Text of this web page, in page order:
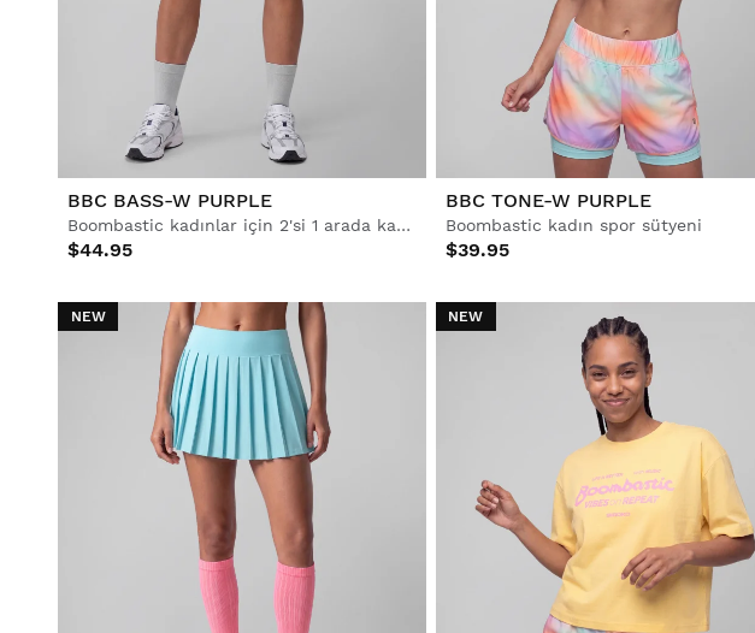
Kayak & Snowboard
Yaşam Tarzı
Ortak Çalışmalar
Tümünü Gör Erkekler
Kayak & Snowboard
Yaşam Tarzı
Ortak Çalışmalar
Tümünü Gör Kadınlar
Tümünü Gör Çocuklar
BBC BASS-W PURPLE
Boombastic kadınlar için 2'si 1 arada katmanlı şort
$44.95
BBC TONE-W PURPLE
Boombastic kadın spor sütyeni
$39.95
NEW NEW